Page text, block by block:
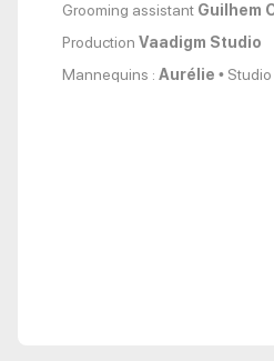
Grooming assistant Guilhem
Production Vaadigm Studio
Mannequins : Aurélie • Studio